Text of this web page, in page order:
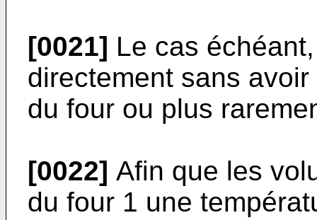
[0021] Le cas
directement sans
du four ou plus
[0022] Afin que les
du four 1 une